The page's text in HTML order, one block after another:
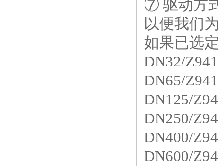
⑦ 驱动方
以便我们
如果已选
DN32/
DN65/
DN125/
DN250/
DN400/
DN600/